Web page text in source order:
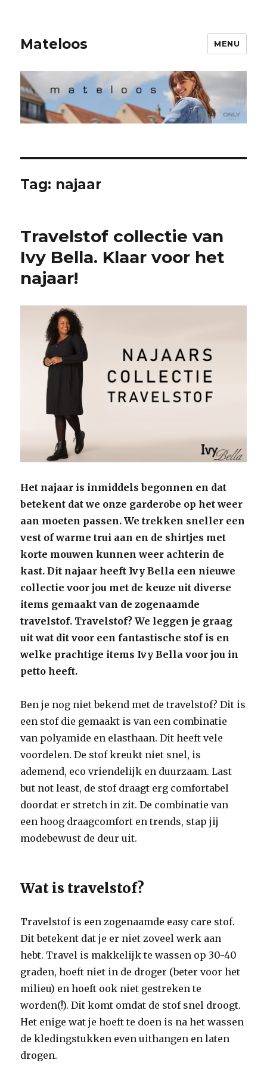
Mateloos MENU
Tag: najaar
Travelstof collectie van
Ivy Bella. Klaar voor het
najaar!
Het najaar is inmiddels begonnen en dat
betekent dat we onze garderobe op het weer
aan moeten passen. We trekken sneller een
vest of warme trui aan en de shirtjes met
korte mouwen kunnen weer achterin de
kast. Dit najaar heeft Ivy Bella een nieuwe
collectie voor jou met de keuze uit diverse
items gemaakt van de zogenaamde
travelstof. Travelstof? We leggen je graag
uit wat dit voor een fantastische stof is en
welke prachtige items Ivy Bella voor jou in
petto heeft.
Ben je nog niet bekend met de travelstof? Dit is
een stof die gemaakt is van een combinatie
van polyamide en elasthaan. Dit heeft vele
voordelen. De stof kreukt niet snel, is
ademend, eco vriendelijk en duurzaam. Last
but not least, de stof draagt erg comfortabel
doordat er stretch in zit. De combinatie van
een hoog draagcomfort en trends, stap jij
modebewust de deur uit.
Wat is travelstof?
Travelstof is een zogenaamde easy care stof.
Dit betekent dat je er niet zoveel werk aan
hebt. Travel is makkelijk te wassen op 30-40
graden, hoeft niet in de droger (beter voor het
milieu) en hoeft ook niet gestreken te
worden(!). Dit komt omdat de stof snel droogt.
Het enige wat je hoeft te doen is na het wassen
de kledingstukken even uithangen en laten
drogen.